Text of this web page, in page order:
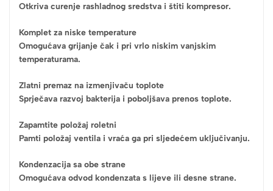
Otkriva curenje rashladnog sredstva i štiti kompresor.
Komplet za niske temperature
Omogućava grijanje čak i pri vrlo niskim vanjskim
temperaturama.
Zlatni premaz na izmenjivaču toplote
Sprječava razvoj bakterija i poboljšava prenos toplote.
Zapamtite položaj roletni
Pamti položaj ventila i vraća ga pri sljedećem uključivanju.
Kondenzacija sa obe strane
Omogućava odvod kondenzata s lijeve ili desne strane.